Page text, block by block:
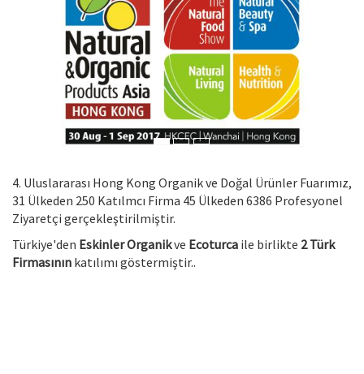
4. Uluslararası Hong Kong Organik ve Doğal Ürünler Fuarımız,
31 Ülkeden 250 Katılmcı Firma 45 Ülkeden 6386 Profesyonel
Ziyaretçi gerçekleştirilmiştir.
Türkiye'den Eskinler Organikve Ecoturca ile birlikte 2 Türk
Firmasının katılımı göstermiştir..